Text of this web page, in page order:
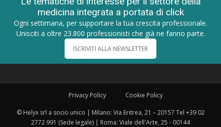
medicina integrata a portata di click
Ogni settimana, per supportare la tua crescita professionale.
Unisciti a oltre 23.800 professionisti che già ne fanno parte.
ISCRIVITI ALLA NEWSLETTER
Privacy Policy Cookie Policy
© Helyx srl a socio unico | Milano: Via Eritrea, 21 – 20157 Tel +39 02
2772 991 (Sede legale) | Roma: Viale dell'Arte, 25 - 00144